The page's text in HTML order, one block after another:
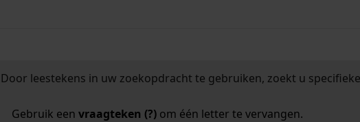
Door leestekens in uw zoekopdracht te gebruiken, zoekt u
Gebruik een vraagteken (?)om één letter te vervangen.